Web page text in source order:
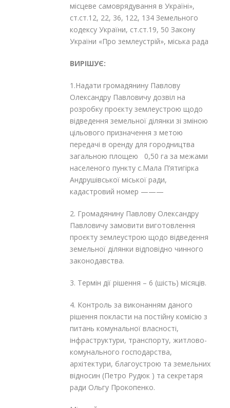
місцеве самоврядування в Україні»,
ст.ст.12, 22, 36, 122, 134 Земельного
кодексу України, ст.ст.19, 50 Закону
України «Про землеустрій», міська рада
ВИРІШУЄ:
1.Надати громадянину Павлову
Олександру Павловичу дозвіл на
розробку проєкту землеустрою щодо
відведення земельної ділянки зі зміною
цільового призначення з метою
передачі в оренду для городництва
загальною площею 0,50 га за межами
населеного пункту с.Мала П’ятигірка
Андрушівської міської ради,
кадастровий номер ———
2. Громадянину Павлову Олександру
Павловичу замовити виготовлення
проєкту землеустрою щодо відведення
земельної ділянки відповідно чинного
законодавства.
3. Термін дії рішення – 6 (шість) місяців.
4. Контроль за виконанням даного
рішення покласти на постійну комісію з
питань комунальної власності,
інфраструктури, транспорту, житлово-
комунального господарства,
архітектури, благоустрою та земельних
відносин (Петро Рудюк ) та секретаря
ради Ольгу Прокопенко.